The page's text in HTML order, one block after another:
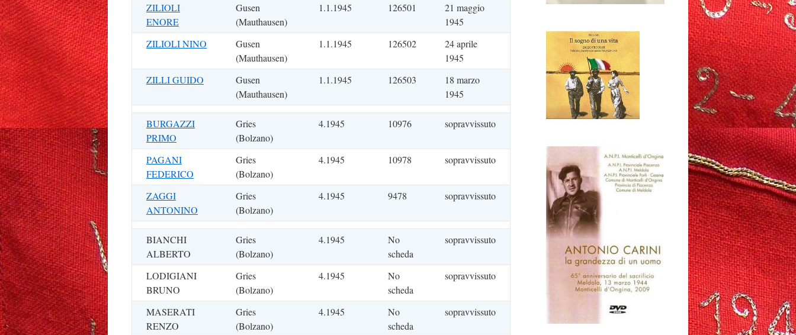
ZILIOLI
ENORE
Gusen
(Mauthausen)
1.1.1945 126501
21 maggio
1945
ZILIOLI NINO
Gusen
(Mauthausen)
1.1.1945 126502
24 aprile
1945
ZILLI GUIDO
Gusen
(Mauthausen)
1.1.1945 126503
18 marzo
1945
BURGAZZI
PRIMO
Gries
(Bolzano)
4.1945 10976 sopravvissuto
PAGANI
FEDERICO
Gries
(Bolzano)
4.1945 10978 sopravvissuto
ZAGGI
ANTONINO
Gries
(Bolzano)
4.1945 9478 sopravvissuto
BIANCHI
ALBERTO
Gries
(Bolzano)
4.1945
No
scheda
sopravvissuto
LODIGIANI
BRUNO
Gries
(Bolzano)
4.1945
No
scheda
sopravvissuto
MASERATI
RENZO
Gries
(Bolzano)
4.1945
No
scheda
sopravvissuto